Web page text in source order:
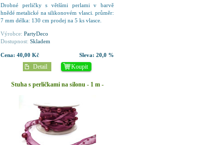
Drobné perličky s většími perlami v barvě
hnědé metalické na silikonovém vlasci. průměr:
7 mm délka: 130 cm prodej na 5 ks vlasce.
Výrobce: PartyDeco
Dostupnost: Skladem
Cena: 40,00 Kč Sleva: 20,0 %
Koupit
Detail
Stuha s perličkami na silonu - 1 m -